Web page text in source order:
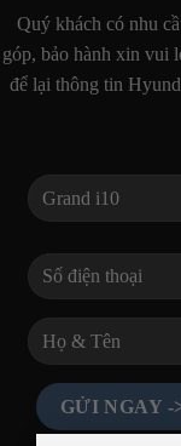
Quý khách có nhu
góp, bảo hành xin vui
để lại thông tin